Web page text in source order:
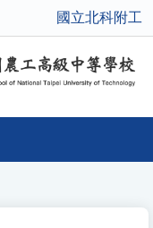
國立北科附工